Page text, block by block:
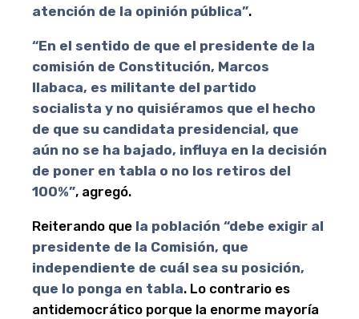
atención de la opinión pública”.
“En el sentido de que el presidente de la
comisión de Constitución, Marcos
Ilabaca, es militante del partido
socialista y no quisiéramos que el hecho
de que su candidata presidencial, que
aún no se ha bajado, influya en la decisión
de poner en tabla o no los retiros del
100%”, agregó.
Reiterando que la población “debe exigir al
presidente de la Comisión, que
independiente de cuál sea su posición,
que lo ponga en tabla. Lo contrario es
antidemocrático porque la enorme mayoría